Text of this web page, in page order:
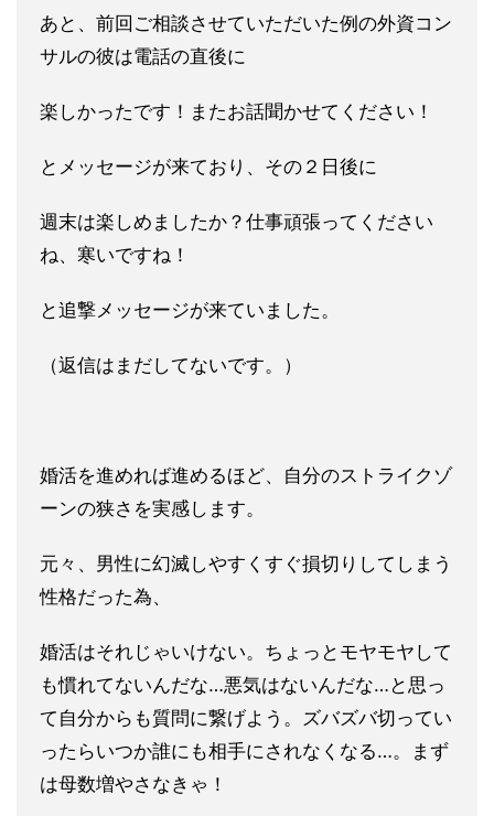
あと、前回ご相談させていただいた例の外資コン
サルの彼は電話の直後に
楽しかったです！またお話聞かせてください！
とメッセージが来ており、その２日後に
週末は楽しめましたか？仕事頑張ってく ださい
ね、寒いですね！
と追撃メッセージが来ていました。
（返信はまだしてないです。）
婚活を進めれば進めるほど、自分のストライクゾ
ーンの狭さを実感します。
元々、男性に幻滅しやすくすぐ損切りしてしまう
性格だった為、
婚活はそれじゃいけない。ちょっとモヤモヤして
も慣れてないんだな…悪気はないんだな…と思っ
て自分からも質問に繋げよう 。ズバズバ切ってい
ったらいつか誰にも相手にされなくなる…。まず
は母数増やさなきゃ！